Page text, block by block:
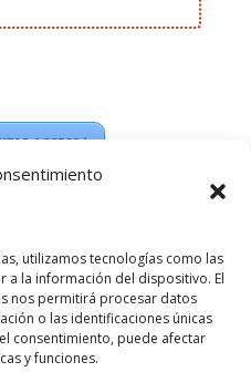
utilizamos tecnologías como las
a la información del dispositivo. El
nos permitirá procesar datos
o las identificaciones únicas
consentimiento, puede afectar
y funciones.
ACCESO*
del Colegio